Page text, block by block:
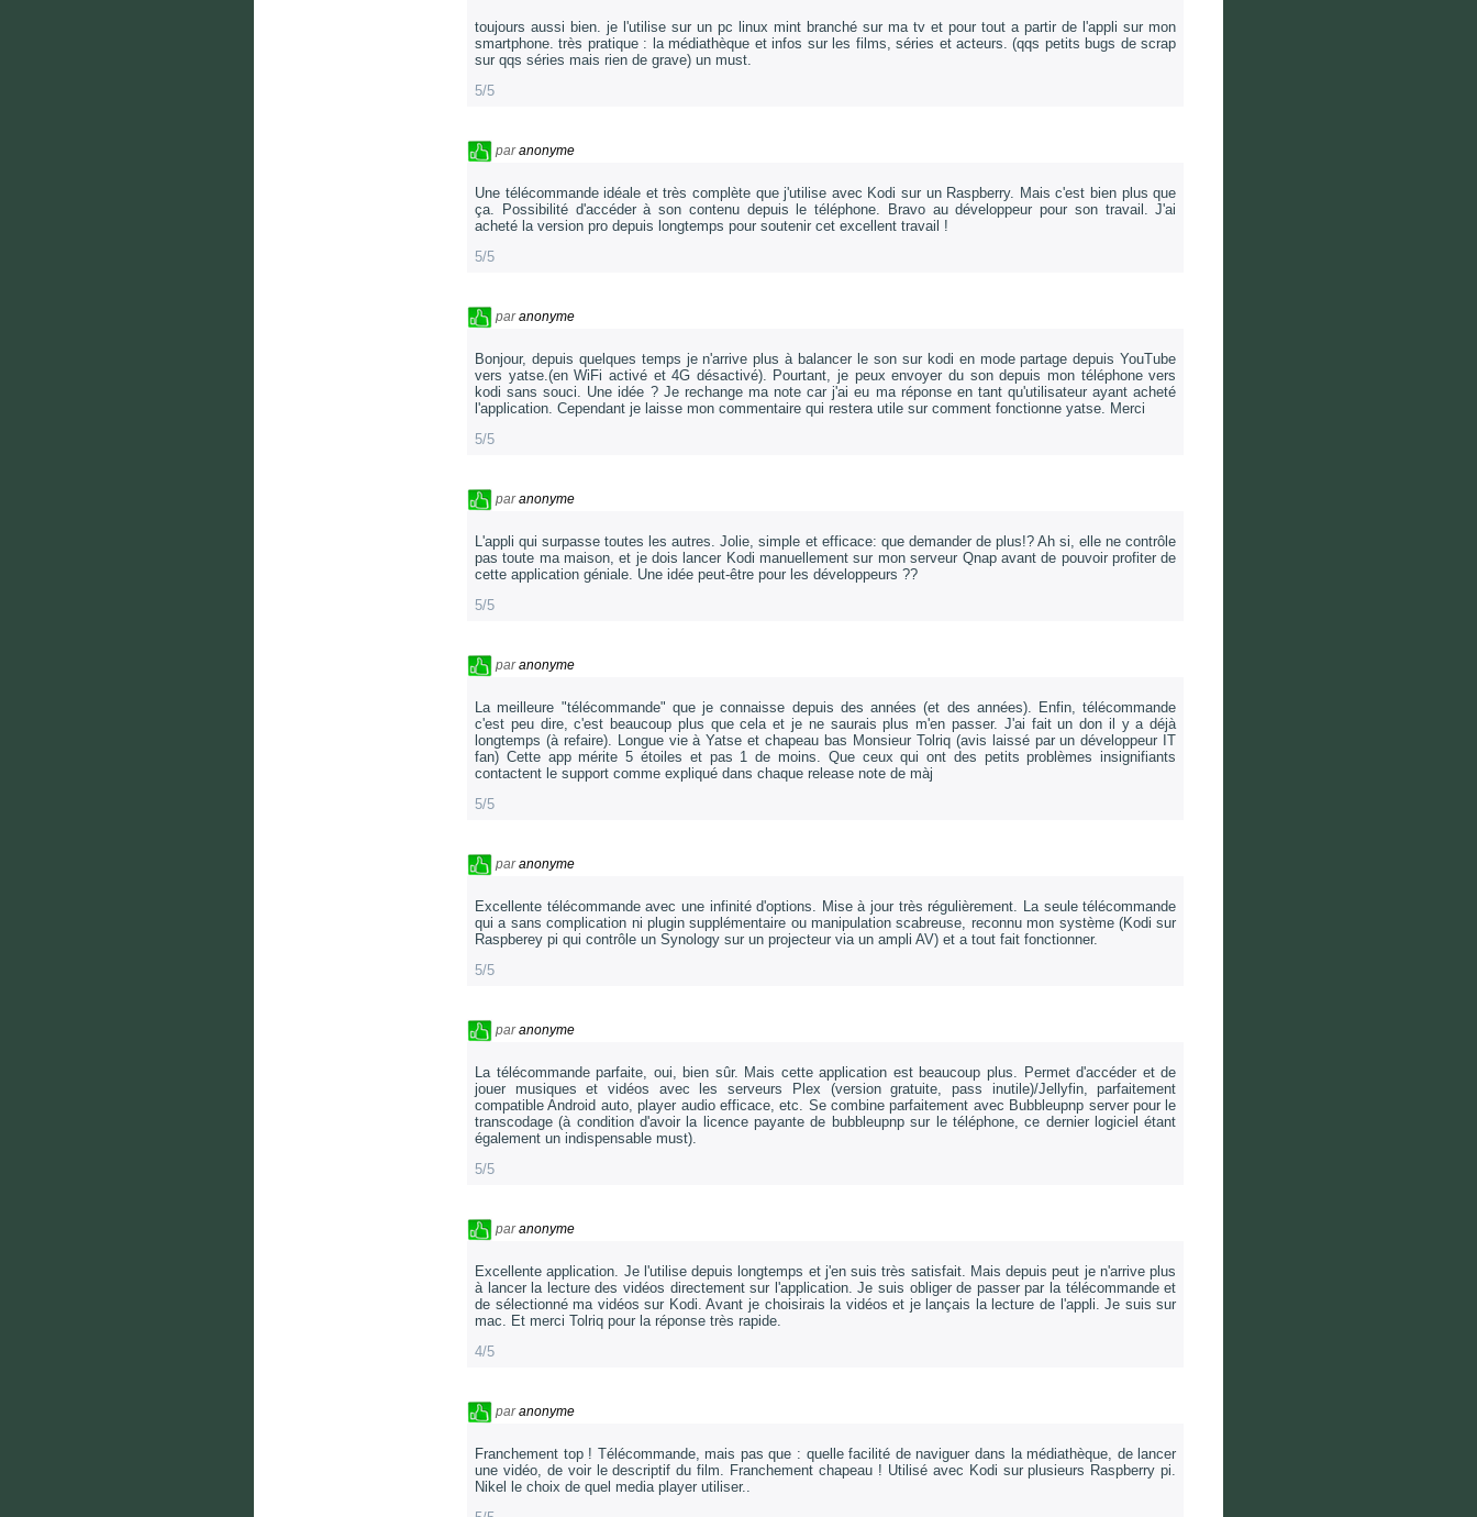
toujours aussi bien. je l'utilise sur un pc linux mint branché sur ma tv et pour tout a partir de l'appli sur mon
smartphone. très pratique : la médiathèque et infos sur les films, séries et acteurs. (qqs petits bugs de scrap
sur qqs séries mais rien de grave) un must.
5/5
paranonyme
Une télécommande idéale et très complète que j'utilise avec Kodi sur un Raspberry. Mais c'est bien plus que
ça. Possibilité d'accéder à son contenu depuis le téléphone. Bravo au développeur pour son travail. J'ai
acheté la version pro depuis longtemps pour soutenir cet excellent travail !
5/5
paranonyme
Bonjour, depuis quelques temps je n'arrive plus à balancer le son sur kodi en mode partage depuis YouTube
vers yatse.(en WiFi activé et 4G désactivé). Pourtant, je peux envoyer du son depuis mon téléphone vers
kodi sans souci. Une idée ? Je rechange ma note car j'ai eu ma réponse en tant qu'utilisateur ayant acheté
l'application. Cependant je laisse mon commentaire qui restera utile sur comment fonctionne yatse. Merci
5/5
paranonyme
L'appli qui surpasse toutes les autres. Jolie, simple et efficace: que demander de plus!? Ah si, elle ne contrôle
pas toute ma maison, et je dois lancer Kodi manuellement sur mon serveur Qnap avant de pouvoir profiter de
cette application géniale. Une idée peut-être pour les développeurs ??
5/5
paranonyme
La meilleure "télécommande" que je connaisse depuis des années (et des années). Enfin, télécommande
c'est peu dire, c'est beaucoup plus que cela et je ne saurais plus m'en passer. J'ai fait un don il y a déjà
longtemps (à refaire). Longue vie à Yatse et chapeau bas Monsieur Tolriq (avis laissé par un développeur IT
fan) Cette app mérite 5 étoiles et pas 1 de moins. Que ceux qui ont des petits problèmes insignifiants
contactent le support comme expliqué dans chaque release note de màj
5/5
paranonyme
Excellente télécommande avec une infinité d'options. Mise à jour très régulièrement. La seule télécommande
qui a sans complication ni plugin supplémentaire ou manipulation scabreuse, reconnu mon système (Kodi sur
Raspberey pi qui contrôle un Synology sur un projecteur via un ampli AV) et a tout fait fonctionner.
5/5
paranonyme
La télécommande parfaite, oui, bien sûr. Mais cette application est beaucoup plus. Permet d'accéder et de
jouer musiques et vidéos avec les serveurs Plex (version gratuite, pass inutile)/Jellyfin, parfaitement
compatible Android auto, player audio efficace, etc. Se combine parfaitement avec Bubbleupnp server pour le
transcodage (à condition d'avoir la licence payante de bubbleupnp sur le téléphone, ce dernier logiciel étant
également un indispensable must).
5/5
paranonyme
Excellente application. Je l'utilise depuis longtemps et j'en suis très satisfait. Mais depuis peut je n'arrive plus
à lancer la lecture des vidéos directement sur l'application. Je suis obliger de passer par la télécommande et
de sélectionné ma vidéos sur Kodi. Avant je choisirais la vidéos et je lançais la lecture de l'appli. Je suis sur
mac. Et merci Tolriq pour la réponse très rapide.
4/5
paranonyme
Franchement top ! Télécommande, mais pas que : quelle facilité de naviguer dans la médiathèque, de lancer
une vidéo, de voir le descriptif du film. Franchement chapeau ! Utilisé avec Kodi sur plusieurs Raspberry pi.
Nikel le choix de quel media player utiliser..